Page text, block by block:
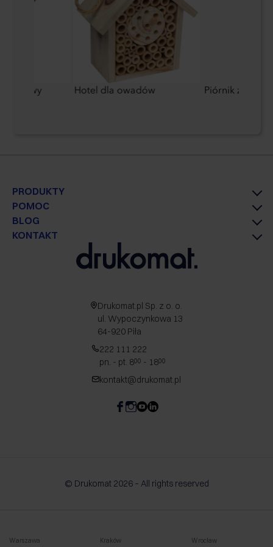
Hotel dla owadów Piórnik z filcu z
PRODUKTY
POMOC
BLOG
KONTAKT
Drukomat.pl Sp. z o. o.
ul. Wypoczynkowa 13
64-920 Piła
222 111 222
pn. - pt. 800 - 1800
kontakt@drukomat.pl
© Drukomat 2026 – All rights reserved
Warszawa Kraków Wrocław